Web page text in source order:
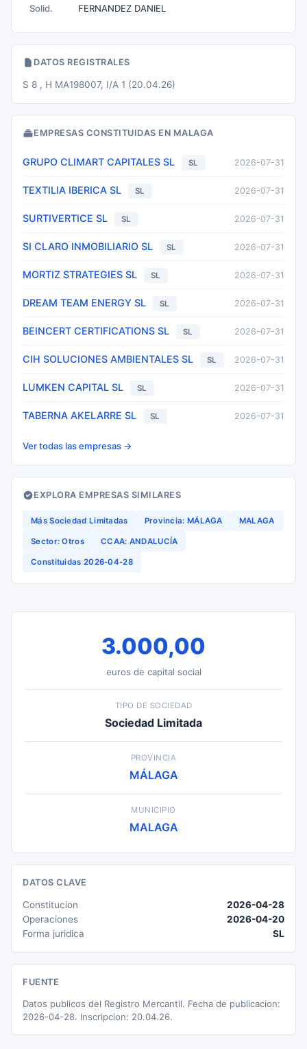
Solid.
FERNANDEZ DANIEL
DATOS REGISTRALES
S 8 , H MA198007, I/A 1 (20.04.26)
EMPRESAS CONSTITUIDAS EN MALAGA
GRUPO CLIMART CAPITALES SL SL 2026-07-31
TEXTILIA IBERICA SL SL 2026-07-31
SURTIVERTICE SL SL 2026-07-31
SI CLARO INMOBILIARIO SL SL 2026-07-31
MORTIZ STRATEGIES SL SL 2026-07-31
DREAM TEAM ENERGY SL SL 2026-07-31
BEINCERT CERTIFICATIONS SL SL 2026-07-31
CIH SOLUCIONES AMBIENTALES SL SL 2026-07-31
LUMKEN CAPITAL SL SL 2026-07-31
TABERNA AKELARRE SL SL 2026-07-31
Ver todas las empresas →
EXPLORA EMPRESAS SIMILARES
Más Sociedad Limitadas Provincia: MÁLAGA MALAGA
Sector: Otros CCAA: ANDALUCÍA
Constituidas 2026-04-28
3.000,00
euros de capital social
TIPO DE SOCIEDAD
Sociedad Limitada
PROVINCIA
MÁLAGA
MUNICIPIO
MALAGA
DATOS CLAVE
Constitucion
2026-04-28
Operaciones
2026-04-20
Forma juridica
SL
FUENTE
Datos publicos del Registro Mercantil. Fecha de publicacion:
2026-04-28. Inscripcion: 20.04.26.